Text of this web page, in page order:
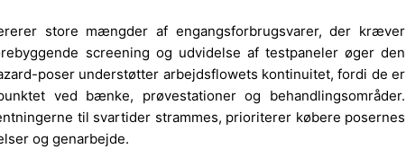
store mængder af engangsforbrugsvarer, der kræver
screening og udvidelse af testpaneler øger den
poser understøtter arbejdsflowets kontinuitet, fordi de er
ved bænke, prøvestationer og behandlingsområder.
til svartider strammes, prioriterer købere posernes
og genarbejde.